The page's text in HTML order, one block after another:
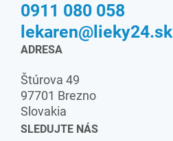
0911 080 058
lekaren@lieky24.sk
ADRESA
Štúrova 49
97701 Brezno
Slovakia
SLEDUJTE NÁS